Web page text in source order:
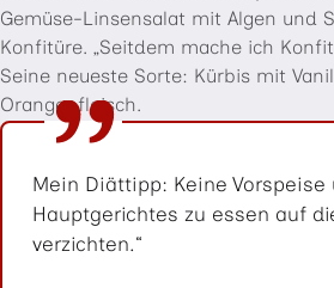
Gemüse-Linsensalat mit Algen und
Konfitüre. „Seitdem mache ich
Seine neueste Sorte: Kürbis mit
Orangenfleisch.
Mein Diättipp: Keine
Hauptgerichtes zu essen auf
verzichten.